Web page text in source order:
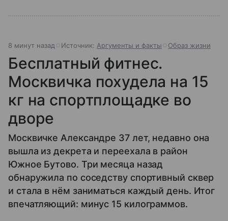
8 минут назад Источник: Аргументы и факты Образ жизни
Бесплатный фитнес.
Москвичка похудела на 15
кг на спортплощадке во
дворе
Москвичке Александре 37 лет, недавно она
вышла из декрета и переехала в район
Южное Бутово. Три месяца назад
обнаружила по соседству спортивный сквер
и стала в нём заниматься каждый день. Итог
впечатляющий: минус 15 килограммов.